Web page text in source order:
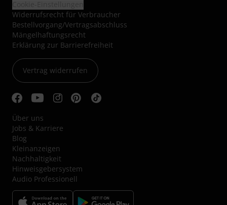
Widerrufsrecht für Verbraucher
Bestellvorgang/Vertragsabschluss
Mängelhaftungsrecht
Erklärung zur Barrierefreiheit
Vertrag widerrufen
Über uns
Jobs & Karriere
Blog
Kleinanzeigen
Nachhaltigkeit
Hinweisgebersystem
Audio Professionell